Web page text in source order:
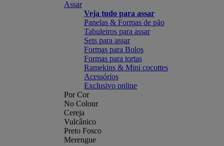
Assar
Veja tudo para assar
Panelas & Formas de pão
Tabuleiros para assar
Sets para assar
Formas para Bolos
Formas para tortas
Ramekins & Mini cocottes
Acessórios
Exclusivo online
Por Cor
No Colour
Cereja
Vulcânico
Preto Fosco
Merengue